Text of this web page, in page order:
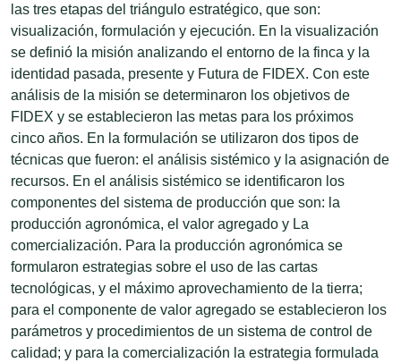
las tres etapas del triángulo estratégico, que son:
visualización, formulación y ejecución. En la visualización
se definió Ia misión analizando el entorno de la finca y la
identidad pasada, presente y Futura de FIDEX. Con este
análisis de la misión se determinaron los objetivos de
FIDEX y se establecieron las metas para los próximos
cinco años. En la formulación se utilizaron dos tipos de
técnicas que fueron: el análisis sistémico y la asignación de
recursos. En el análisis sistémico se identificaron los
componentes del sistema de producción que son: la
producción agronómica, el valor agregado y La
comercialización. Para la producción agronómica se
formularon estrategias sobre el uso de las cartas
tecnológicas, y el máximo aprovechamiento de la tierra;
para el componente de valor agregado se establecieron los
parámetros y procedimientos de un sistema de control de
calidad; y para la comercialización la estrategia formulada